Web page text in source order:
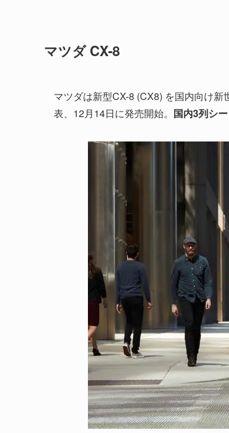
マツダ CX-8
マツダは新型CX-8 (CX8) を国内向け
表、12月14日に発売開始。 国内3列シ